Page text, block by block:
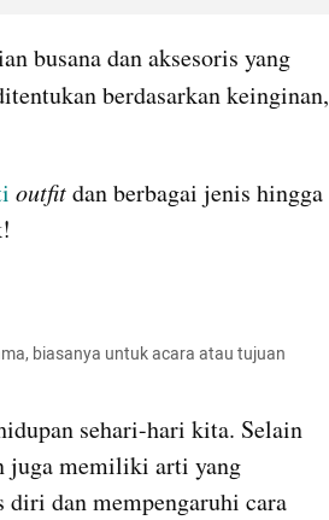
busana dan aksesoris yang
berdasarkan keinginan,
outfit dan berbagai jenis hingga
biasanya untuk acara atau tujuan
sehari-hari kita. Selain
juga memiliki arti yang
diri dan mempengaruhi cara